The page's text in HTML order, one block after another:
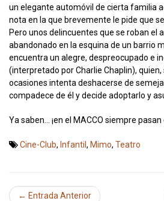
un elegante automóvil de cierta familia
nota en la que brevemente le pide que
Pero unos delincuentes que se roban el
abandonado en la esquina de un barrio
encuentra un alegre, despreocupado e
(interpretado por Charlie Chaplin), quien,
ocasiones intenta deshacerse de
compadece de él y decide adoptarlo y
Ya saben… ¡en el MACCO siempre
Cine-Club, Infantil , Mimo, Teatro
← Entrada Anterior